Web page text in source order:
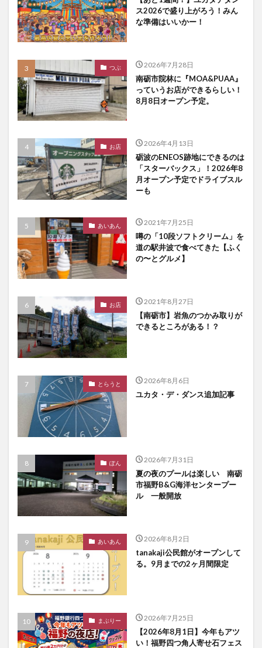
ス2026で盛り上がろう！みん
な準備はいいかー！
つぶ 2026年7月28日
南砺市院林に『MOA&PUAA』
っていうお店ができるらしい！
8月8日オープン予定。
お店 2026年4月13日
砺波のENEOS跡地にできるのは
「スターバックス」！2026年8
月オープン予定でドライブスル
ーも
あいあん 2021年7月25日
噂の「10段ソフトクリーム」を
道の駅井波で食べてきた【ふく
の〜とグルメ】
お店 2021年8月27日
【南砺市】岩魚のつかみ取りが
できるところがある！？
とらうと 2026年8月6日
ユカタ・デ・ダンス追加記事
ぽん 2026年7月31日
夏の夜のプールは楽しい 南砺
市福野B&G海洋センタープー
ル 一般開放
あいあん 2026年8月2日
tanakaji公民館がオープンして
る。9月までの2ヶ月間限定
まぶりー 2026年7月25日
【2026年8月1日】今年もアツ
い！福野四つ角人寄せ石フェス